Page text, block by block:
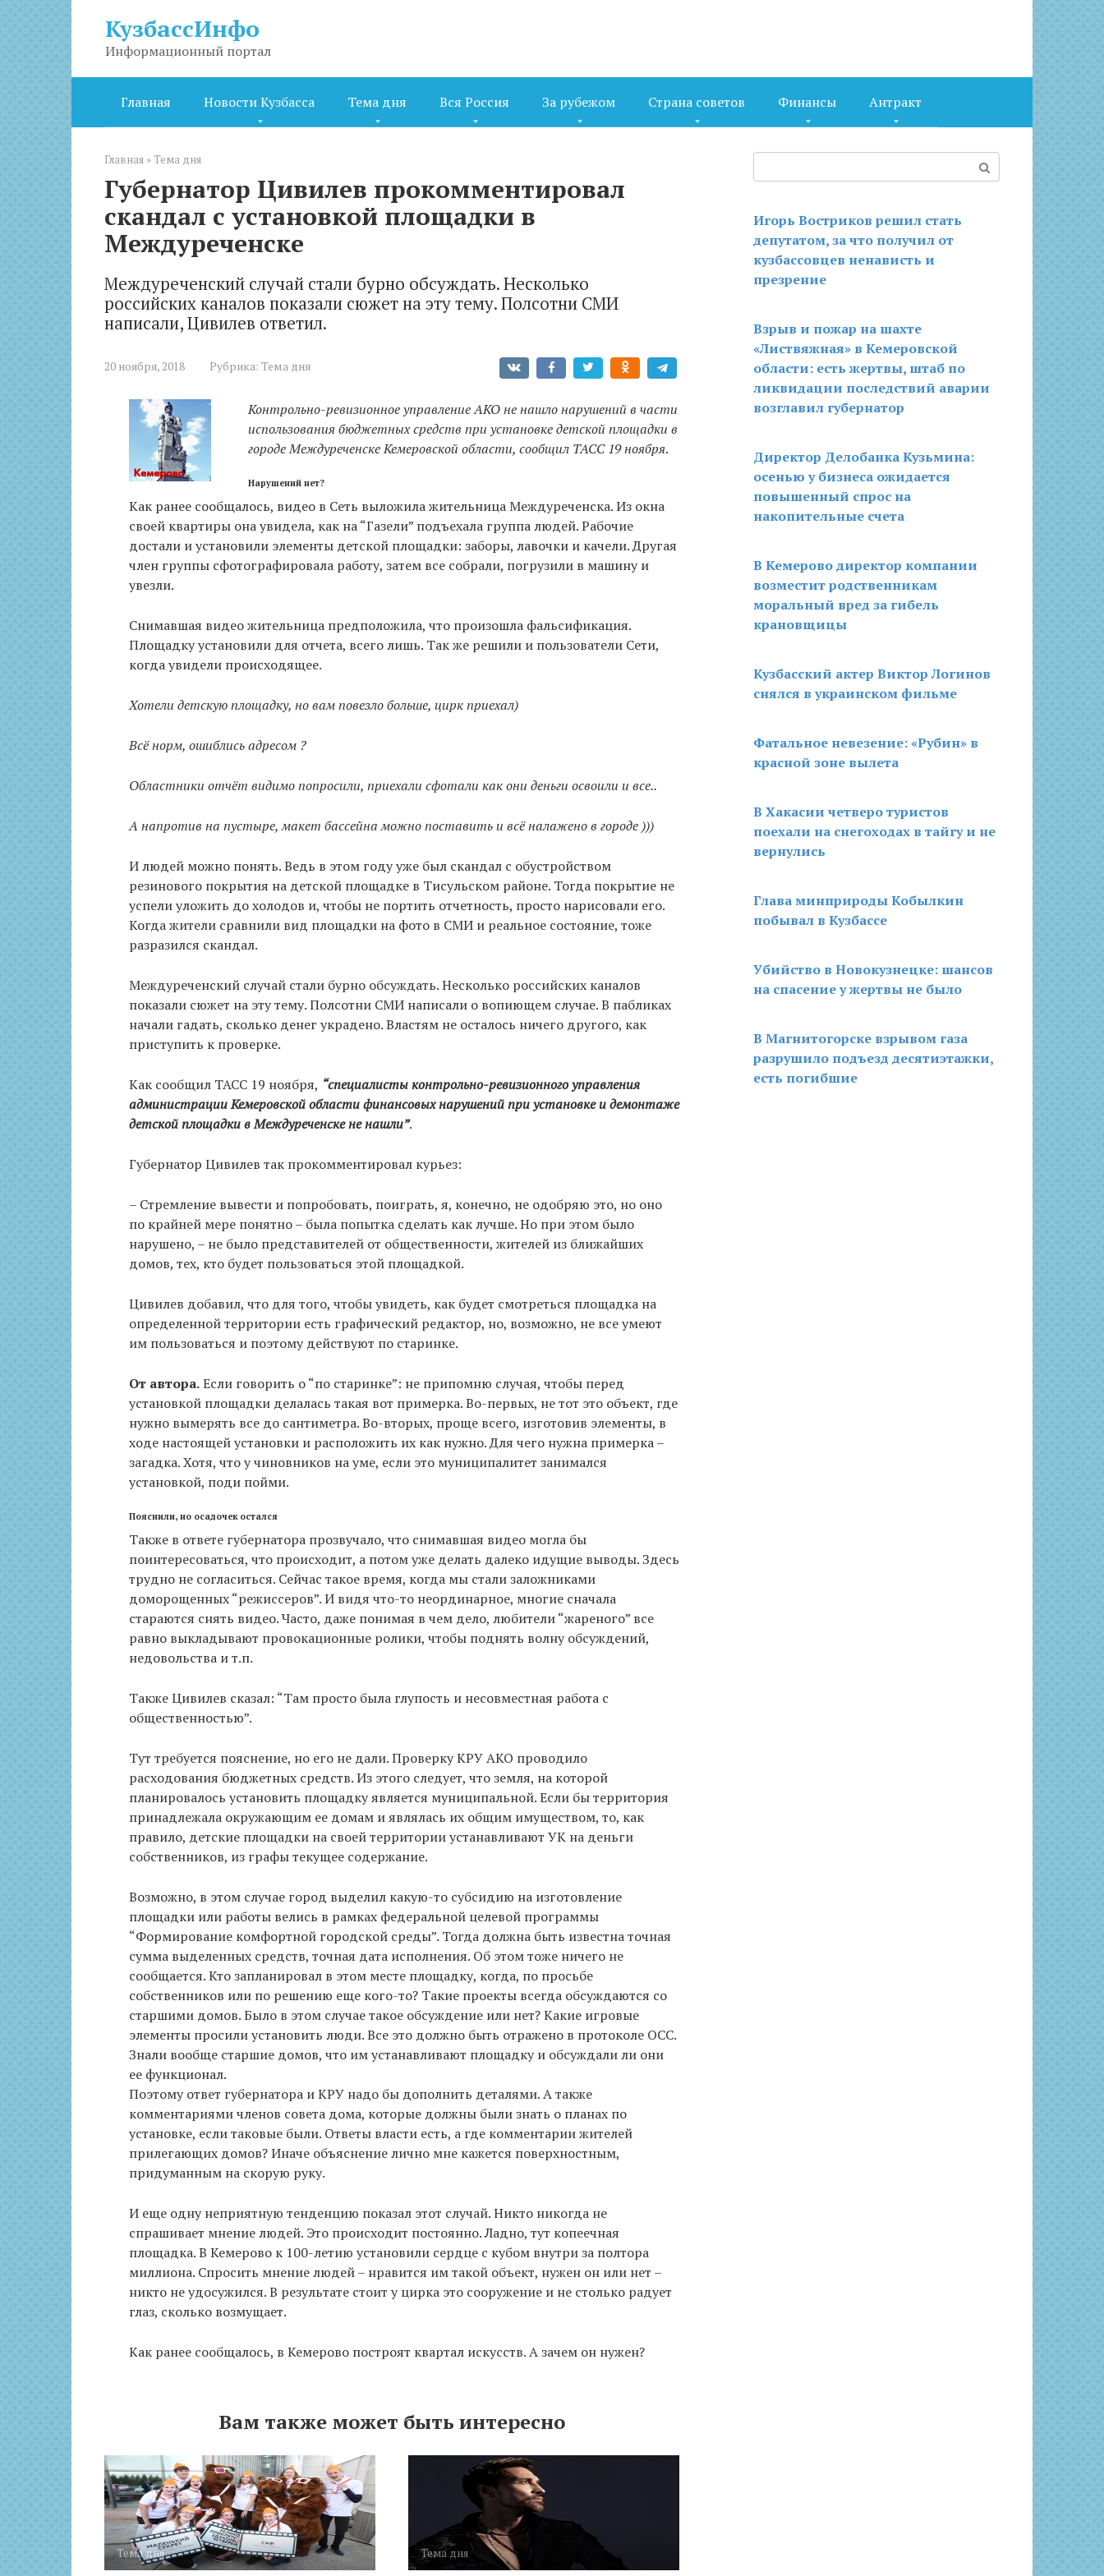
КузбассИнфо
Информационный портал
Главная Новости Кузбасса Тема дня Вся Россия За рубежом Страна советов Финансы Антракт
Главная » Тема дня
Губернатор Цивилев прокомментировал
скандал с установкой площадки в
Междуреченске
Междуреченский случай стали бурно обсуждать. Несколько
российских каналов показали сюжет на эту тему. Полсотни СМИ
написали, Цивилев ответил.
20 ноября, 2018 Рубрика: Тема дня
Контрольно-ревизионное управление АКО не нашло нарушений в части
использования бюджетных средств при установке детской площадки в
городе Междуреченске Кемеровской области, сообщил ТАСС 19 ноября.
Нарушений нет?
Как ранее сообщалось, видео в Сеть выложила жительница Междуреченска. Из окна
своей квартиры она увидела, как на “Газели” подъехала группа людей. Рабочие
достали и установили элементы детской площадки: заборы, лавочки и качели. Другая
член группы сфотографировала работу, затем все собрали, погрузили в машину и
увезли.
Снимавшая видео жительница предположила, что произошла фальсификация.
Площадку установили для отчета, всего лишь. Так же решили и пользователи Сети,
когда увидели происходящее.
Хотели детскую площадку, но вам повезло больше, цирк приехал)
Всё норм, ошиблись адресом ?
Областники отчёт видимо попросили, приехали сфотали как они деньги освоили и все..
А напротив на пустыре, макет бассейна можно поставить и всё налажено в городе )))
И людей можно понять. Ведь в этом году уже был скандал с обустройством
резинового покрытия на детской площадке в Тисульском районе. Тогда покрытие не
успели уложить до холодов и, чтобы не портить отчетность, просто нарисовали его.
Когда жители сравнили вид площадки на фото в СМИ и реальное состояние, тоже
разразился скандал.
Междуреченский случай стали бурно обсуждать. Несколько российских каналов
показали сюжет на эту тему. Полсотни СМИ написали о вопиющем случае. В пабликах
начали гадать, сколько денег украдено. Властям не осталось ничего другого, как
приступить к проверке.
Как сообщил ТАСС 19 ноября, “специалисты контрольно-ревизионного управления
администрации Кемеровской области финансовых нарушений при установке и демонтаже
детской площадки в Междуреченске не нашли”.
Губернатор Цивилев так прокомментировал курьез:
– Стремление вывести и попробовать, поиграть, я, конечно, не одобряю это, но оно
по крайней мере понятно – была попытка сделать как лучше. Но при этом было
нарушено, – не было представителей от общественности, жителей из ближайших
домов, тех, кто будет пользоваться этой площадкой.
Цивилев добавил, что для того, чтобы увидеть, как будет смотреться площадка на
определенной территории есть графический редактор, но, возможно, не все умеют
им пользоваться и поэтому действуют по старинке.
От автора.Если говорить о “по старинке”: не припомню случая, чтобы перед
установкой площадки делалась такая вот примерка. Во-первых, не тот это объект, где
нужно вымерять все до сантиметра. Во-вторых, проще всего, изготовив элементы, в
ходе настоящей установки и расположить их как нужно. Для чего нужна примерка –
загадка. Хотя, что у чиновников на уме, если это муниципалитет занимался
установкой, поди пойми.
Пояснили, но осадочек остался
Также в ответе губернатора прозвучало, что снимавшая видео могла бы
поинтересоваться, что происходит, а потом уже делать далеко идущие выводы. Здесь
трудно не согласиться. Сейчас такое время, когда мы стали заложниками
доморощенных “режиссеров”. И видя что-то неординарное, многие сначала
стараются снять видео. Часто, даже понимая в чем дело, любители “жареного” все
равно выкладывают провокационные ролики, чтобы поднять волну обсуждений,
недовольства и т.п.
Также Цивилев сказал: “Там просто была глупость и несовместная работа с
общественностью”.
Тут требуется пояснение, но его не дали. Проверку КРУ АКО проводило
расходования бюджетных средств. Из этого следует, что земля, на которой
планировалось установить площадку является муниципальной. Если бы территория
принадлежала окружающим ее домам и являлась их общим имуществом, то, как
правило, детские площадки на своей территории устанавливают УК на деньги
собственников, из графы текущее содержание.
Возможно, в этом случае город выделил какую-то субсидию на изготовление
площадки или работы велись в рамках федеральной целевой программы
“Формирование комфортной городской среды”. Тогда должна быть известна точная
сумма выделенных средств, точная дата исполнения. Об этом тоже ничего не
сообщается. Кто запланировал в этом месте площадку, когда, по просьбе
собственников или по решению еще кого-то? Такие проекты всегда обсуждаются со
старшими домов. Было в этом случае такое обсуждение или нет? Какие игровые
элементы просили установить люди. Все это должно быть отражено в протоколе ОСС.
Знали вообще старшие домов, что им устанавливают площадку и обсуждали ли они
ее функционал.
Поэтому ответ губернатора и КРУ надо бы дополнить деталями. А также
комментариями членов совета дома, которые должны были знать о планах по
установке, если таковые были. Ответы власти есть, а где комментарии жителей
прилегающих домов? Иначе объяснение лично мне кажется поверхностным,
придуманным на скорую руку.
И еще одну неприятную тенденцию показал этот случай. Никто никогда не
спрашивает мнение людей. Это происходит постоянно. Ладно, тут копеечная
площадка. В Кемерово к 100-летию установили сердце с кубом внутри за полтора
миллиона. Спросить мнение людей – нравится им такой объект, нужен он или нет –
никто не удосужился. В результате стоит у цирка это сооружение и не столько радует
глаз, сколько возмущает.
Как ранее сообщалось, в Кемерово построят квартал искусств. А зачем он нужен?
Вам также может быть интересно
Тема дня Тема дня
Игорь Востриков решил стать
депутатом, за что получил от
кузбассовцев ненависть и
презрение
Взрыв и пожар на шахте
«Листвяжная» в Кемеровской
области: есть жертвы, штаб по
ликвидации последствий аварии
возглавил губернатор
Директор Делобанка Кузьмина:
осенью у бизнеса ожидается
повышенный спрос на
накопительные счета
В Кемерово директор компании
возместит родственникам
моральный вред за гибель
крановщицы
Кузбасский актер Виктор Логинов
снялся в украинском фильме
Фатальное невезение: «Рубин» в
красной зоне вылета
В Хакасии четверо туристов
поехали на снегоходах в тайгу и не
вернулись
Глава минприроды Кобылкин
побывал в Кузбассе
Убийство в Новокузнецке: шансов
на спасение у жертвы не было
В Магнитогорске взрывом газа
разрушило подъезд десятиэтажки,
есть погибшие